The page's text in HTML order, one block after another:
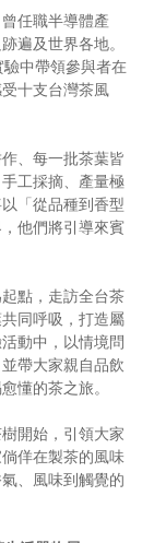
任職半導體產
遍及世界各地。
中帶領參與者在
十支台灣茶風
、每一批茶葉皆
工採摘、產量極
「從品種到香型
他們將引導來賓
點，走訪全台茶
同呼吸，打造屬
動中，以情境問
帶大家親自品飲
懂的茶之旅。
開始，引領大家
佯在製茶的風味
、風味到觸覺的